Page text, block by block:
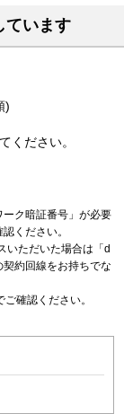
ています
)
ください。
ーク暗証番号」が必要
ください。
いただいた場合は「d
約回線をお持ちでな
ご確認ください。